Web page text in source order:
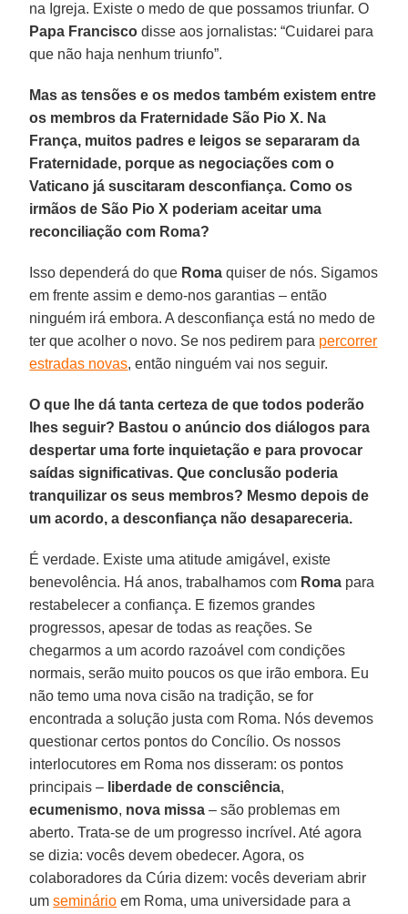
na Igreja. Existe o medo de que possamos triunfar. O
Papa Francisco disse aos jornalistas: “Cuidarei para
que não haja nenhum triunfo”.
Mas as tensões e os medos também existem entre
os membros da Fraternidade São Pio X. Na
França, muitos padres e leigos se separaram da
Fraternidade, porque as negociações com o
Vaticano já suscitaram desconfiança. Como os
irmãos de São Pio X poderiam aceitar uma
reconciliação com Roma?
Isso dependerá do que Roma quiser de nós. Sigamos
em frente assim e demo-nos garantias – então
ninguém irá embora. A desconfiança está no medo de
ter que acolher o novo. Se nos pedirem para percorrer
estradas novas, então ninguém vai nos seguir.
O que lhe dá tanta certeza de que todos poderão
lhes seguir? Bastou o anúncio dos diálogos para
despertar uma forte inquietação e para provocar
saídas significativas. Que conclusão poderia
tranquilizar os seus membros? Mesmo depois de
um acordo, a desconfiança não desapareceria.
É verdade. Existe uma atitude amigável, existe
benevolência. Há anos, trabalhamos com Roma para
restabelecer a confiança. E fizemos grandes
progressos, apesar de todas as reações. Se
chegarmos a um acordo razoável com condições
normais, serão muito poucos os que irão embora. Eu
não temo uma nova cisão na tradição, se for
encontrada a solução justa com Roma. Nós devemos
questionar certos pontos do Concílio. Os nossos
interlocutores em Roma nos disseram: os pontos
principais – liberdade de consciência,
ecumenismo, nova missa – são problemas em
aberto. Trata-se de um progresso incrível. Até agora
se dizia: vocês devem obedecer. Agora, os
colaboradores da Cúria dizem: vocês deveriam abrir
umseminário em Roma, uma universidade para a